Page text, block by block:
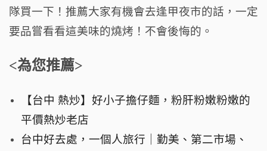
隊買一下！推薦大家有機會去逢甲夜市的話，一定
要品嘗看看這美味的燒烤！不會後悔的。
<為您推薦>
【台中 熱炒】好小子擔仔麵，粉肝粉嫩粉嫩的
平價熱炒老店
台中好去處，一個人旅行｜勤美、第二市場、